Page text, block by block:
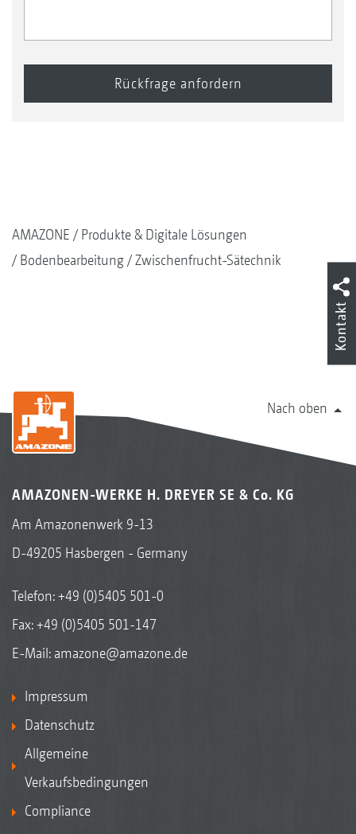
AMAZONE
Produkte & Digitale Lösungen
Bodenbearbeitung
Zwischenfrucht-Sätechnik
Nach oben
AMAZONEN-WERKE H. DREYER SE & Co. KG
Am Amazonenwerk 9-13
D-49205 Hasbergen - Germany
Telefon:+49 (0)5405 501-0
Fax: +49 (0)5405 501-147
E-Mail: amazone@amazone.de
Impressum
Datenschutz
Allgemeine
Verkaufsbedingungen
Compliance
Kontakt